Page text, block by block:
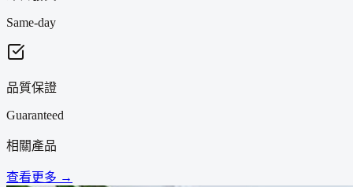
Same-day
品質保證
Guaranteed
相關產品
查看更多 →